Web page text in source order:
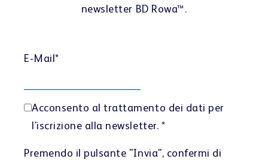
newsletter BD Rowa™.
E-Mail*
Acconsento al trattamento dei dati per
l'iscrizione alla newsletter. *
Premendo il pulsante "Invia", confermi di